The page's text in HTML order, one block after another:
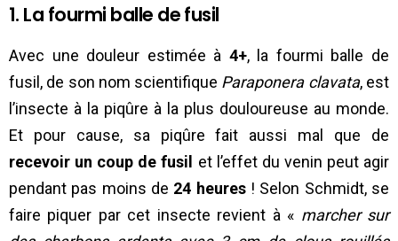
1. La fourmi balle de fusil
Avec une douleur estimée à 4+, la fourmi balle de
fusil, de son nom scientifique Paraponera clavata, est
l’insecte à la piqûre à la plus douloureuse au monde.
Et pour cause, sa piqûre fait aussi mal que de
recevoir un coup de fusil
et l’effet du venin peut agir
pendant pas moins de 24 heures! Selon Schmidt, se
faire piquer par cet insecte revient à « marcher sur